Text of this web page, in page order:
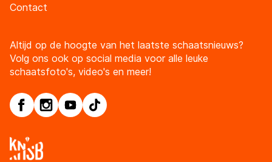
Contact
Altijd op de hoogte van het laatste schaatsnieuws?
Volg ons ook op social media voor alle leuke
schaatsfoto's, video's en meer!